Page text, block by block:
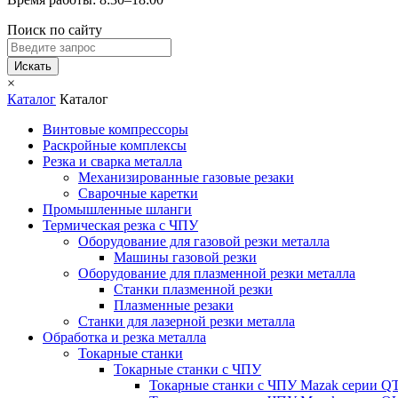
Поиск по сайту
Искать
×
Каталог Каталог
Винтовые компрессоры
Раскройные комплексы
Резка и сварка металла
Механизированные газовые резаки
Сварочные каретки
Промышленные шланги
Термическая резка с ЧПУ
Оборудование для газовой резки металла
Машины газовой резки
Оборудование для плазменной резки металла
Станки плазменной резки
Плазменные резаки
Станки для лазерной резки металла
Обработка и резка металла
Токарные станки
Токарные станки с ЧПУ
Токарные станки с ЧПУ Mazak серии